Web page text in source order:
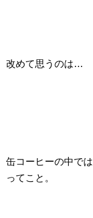
改めて思うのは…
缶コーヒーの中では
ってこと。